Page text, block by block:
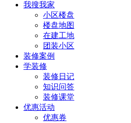
我搜我家
小区楼盘
楼盘地图
在建工地
团装小区
装修案例
学装修
装修日记
知识问答
装修课堂
优惠活动
优惠券